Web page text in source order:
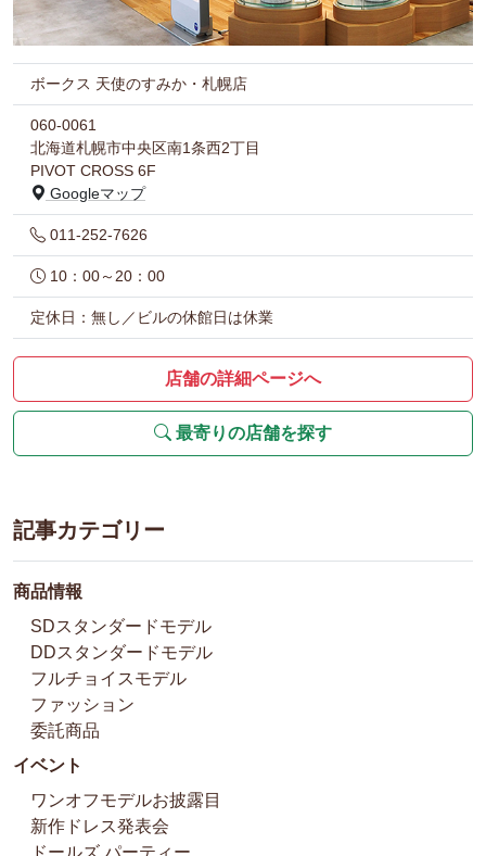
ボークス 天使のすみか・札幌店
060-0061
北海道札幌市中央区南1条西2丁目
PIVOT CROSS 6F
Googleマップ
011-252-7626
10：00～20：00
定休日：無し／ビルの休館日は休業
店舗の詳細ページへ
最寄りの店舗を探す
記事カテゴリー
商品情報
SDスタンダードモデル
DDスタンダードモデル
フルチョイスモデル
ファッション
委託商品
イベント
ワンオフモデルお披露目
新作ドレス発表会
ドールズ パーティー